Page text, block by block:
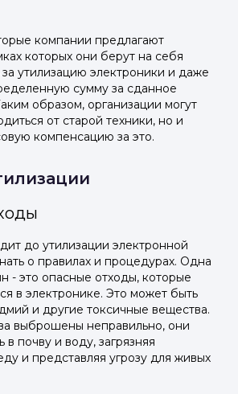
Отправить код
ВКонтакте
через форму на сайте
в ЛК и заполнить форму
ВКонтакте
через форму на сайте
в ЛК и заполнить форму
компании предлагают
которых они берут на себя
за утилизацию электроники и даже
сумму за сданное
образом, организации могут
от старой техники, но и
компенсацию за это.
до утилизации электронной
о правилах и процедурах. Одна
- это опасные отходы, которые
в электронике. Это может быть
и другие токсичные вещества.
выброшены неправильно, они
в почву и воду, загрязняя
и представляя угрозу для живых